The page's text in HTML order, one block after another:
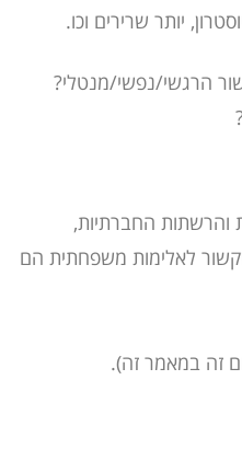
יותר שרירים וכו.
הרגשי/נפשי/מנטלי?
והרשתות החברתיות,
לאלימות משפחתית הם
זה במאמר זה).